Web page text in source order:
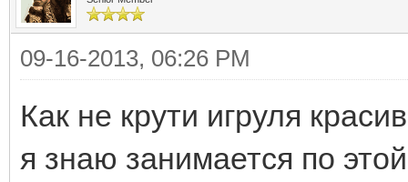
09-16-2013, 06:26 PM
Как не крути игруля
я знаю занимается по